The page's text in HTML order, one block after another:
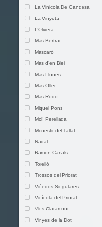
La Vinicola De Gandesa
La Vinyeta
L’Olivera
Mas Bertran
Mascaró
Mas d’en Blei
Mas Llunes
Mas Oller
Mas Rodó
Miquel Pons
Molí Perellada
Monestir del Tallat
Nadal
Ramon Canals
Torelló
Trossos del Priorat
Viñedos Singulares
Vinícola del Priorat
Vins Claramunt
Vinyes de la Dot